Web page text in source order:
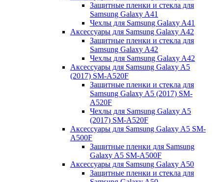
Защитные пленки и стекла для
Samsung Galaxy A41
Чехлы для Samsung Galaxy A41
Аксессуары для Samsung Galaxy A42
Защитные пленки и стекла для
Samsung Galaxy A42
Чехлы для Samsung Galaxy A42
Аксессуары для Samsung Galaxy A5
(2017) SM-A520F
Защитные пленки и стекла для
Samsung Galaxy A5 (2017) SM-
A520F
Чехлы для Samsung Galaxy A5
(2017) SM-A520F
Аксессуары для Samsung Galaxy A5 SM-
A500F
Защитные пленки для Samsung
Galaxy A5 SM-A500F
Аксессуары для Samsung Galaxy A50
Защитные пленки и стекла для